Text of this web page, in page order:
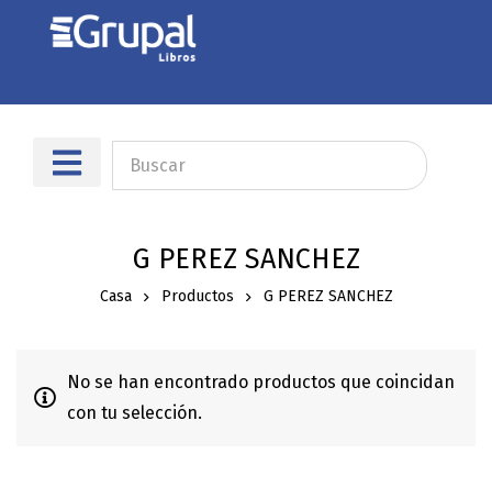
G PEREZ SANCHEZ
Casa Productos G PEREZ SANCHEZ
No se han encontrado productos que coincidan
con tu selección.